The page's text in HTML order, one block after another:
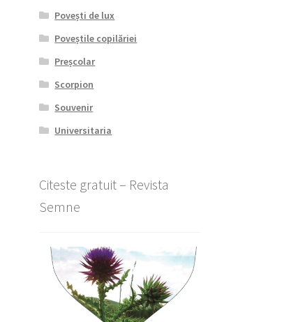
Povești de lux
Poveștile copilăriei
Preșcolar
Scorpion
Souvenir
Universitaria
Citeste gratuit – Revista
Semne